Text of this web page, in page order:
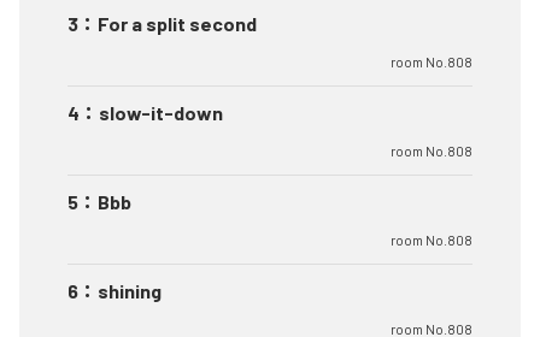
3 ： For a split second
room No.808
4 ： slow-it-down
room No.808
5 ： Bbb
room No.808
6 ： shining
room No.808